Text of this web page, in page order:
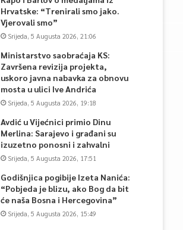
Hrvatske: “Trenirali smo jako.
Vjerovali smo”
Srijeda, 5 Augusta 2026, 21:06
Ministarstvo saobraćaja KS:
Završena revizija projekta,
uskoro javna nabavka za obnovu
mosta u ulici Ive Andrića
Srijeda, 5 Augusta 2026, 19:18
Avdić u Vijećnici primio Dinu
Merlina: Sarajevo i građani su
izuzetno ponosni i zahvalni
Srijeda, 5 Augusta 2026, 17:51
Godišnjica pogibije Izeta Nanića:
“Pobjeda je blizu, ako Bog da bit
će naša Bosna i Hercegovina”
Srijeda, 5 Augusta 2026, 15:49